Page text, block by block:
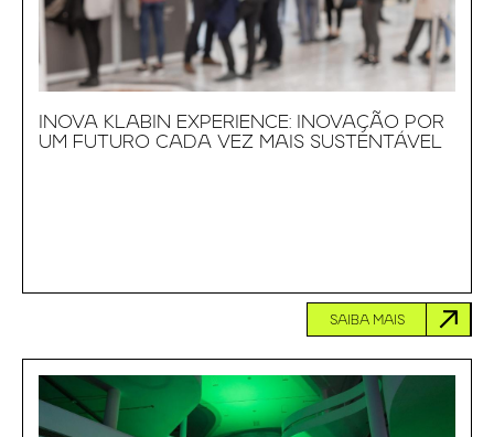
INOVA KLABIN EXPERIENCE: INOVAÇÃO POR
UM FUTURO CADA VEZ MAIS SUSTENTÁVEL
SAIBA MAIS